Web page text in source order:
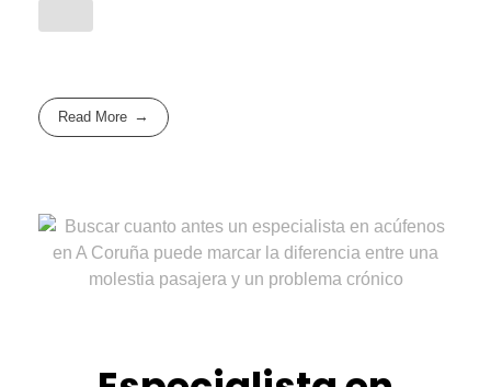
Read More